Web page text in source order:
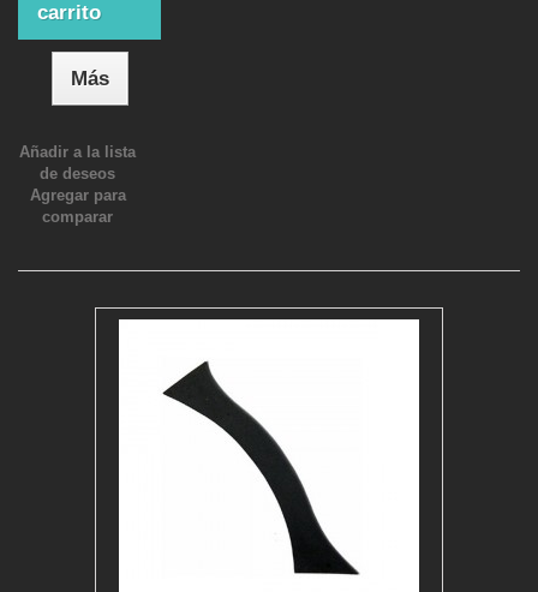
carrito
Más
Añadir a la lista
de deseos
Agregar para
comparar